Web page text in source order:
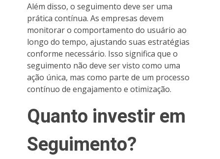
Além disso, o seguimento deve ser uma
prática contínua. As empresas devem
monitorar o comportamento do usuário ao
longo do tempo, ajustando suas estratégias
conforme necessário. Isso significa que o
seguimento não deve ser visto como uma
ação única, mas como parte de um processo
contínuo de engajamento e otimização.
Quanto investir em
Seguimento?